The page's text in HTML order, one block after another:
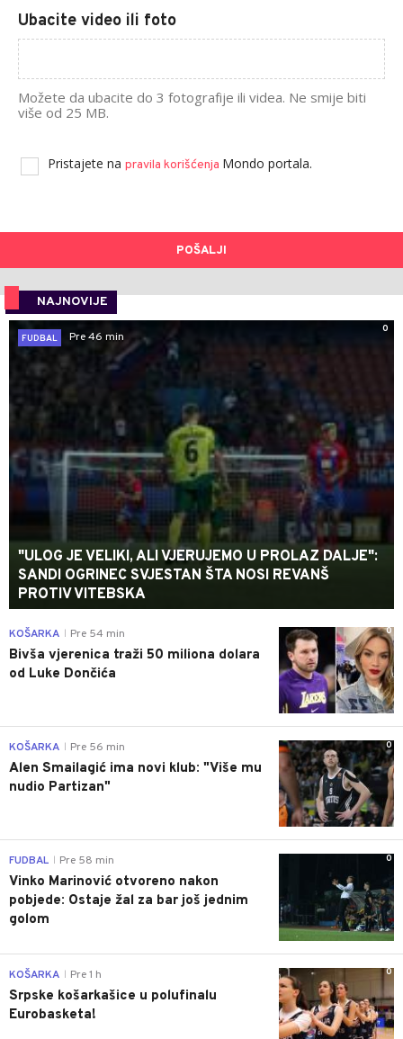
Ubacite video ili foto
Možete da ubacite do 3 fotografije ili videa. Ne smije biti
više od 25 MB.
Pristajete na pravila korišćenja Mondo portala.
POŠALJI
NAJNOVIJE
0
FUDBAL
Pre 46 min
"ULOG JE VELIKI, ALI VJERUJEMO U PROLAZ DALJE":
SANDI OGRINEC SVJESTAN ŠTA NOSI REVANŠ
PROTIV VITEBSKA
0
KOŠARKA Pre 54 min
Bivša vjerenica traži 50 miliona dolara
od Luke Dončića
0
KOŠARKA Pre 56 min
Alen Smailagić ima novi klub: "Više mu
nudio Partizan"
0
FUDBAL Pre 58 min
Vinko Marinović otvoreno nakon
pobjede: Ostaje žal za bar još jednim
golom
0
KOŠARKA Pre 1 h
Srpske košarkašice u polufinalu
Eurobasketa!